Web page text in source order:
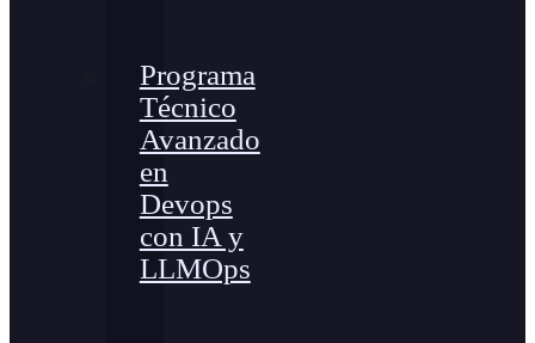
Programa
Técnico
Avanzado
en
Devops
con IA y
LLMOps